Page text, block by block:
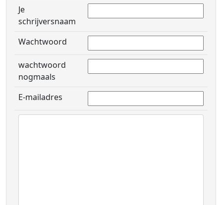
Je
schrijversnaam
Wachtwoord
wachtwoord
nogmaals
E-mailadres